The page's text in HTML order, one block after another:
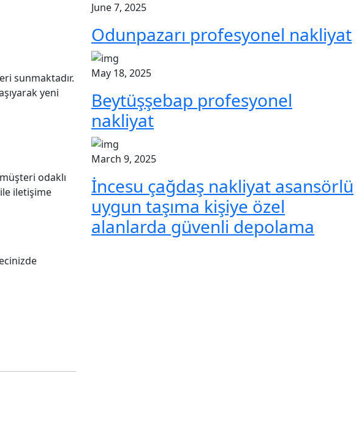
sunmaktadır.
yeni
odaklı
ile iletişime
June 7, 2025
Odunpazarı profesyonel nakliyat
May 18, 2025
Beytüşşebap profesyonel
nakliyat
March 9, 2025
İncesu çağdaş nakliyat asansörlü
uygun taşıma kişiye özel
alanlarda güvenli depolama